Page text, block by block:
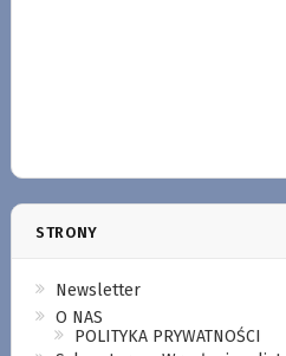
STRONY
Newsletter
O NAS
POLITYKA PRYWATNOŚCI